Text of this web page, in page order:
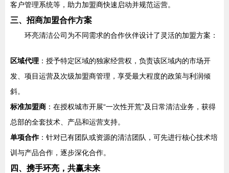
客户管理系统等，助力加盟商快速启动并规范运营。
三、招商加盟合作方案
环亮清洁公司为不同需求的合作伙伴设计了灵活的加盟方案：
区域代理 ：授予特定区域的独家经营权，负责该区域内的市场开
发、项目运营及次级加盟商管理，享受最大程度的政策与利润倾
斜。
标准加盟商 ：在授权城市开展“一次性开荒”及日常清洁业务，获得
总部的全套技术、产品和运营支持。
单项合作：针对已有团队或资源的清洁团队，可先进行核心技术培
训与产品合作，逐步深化合作。
四、携手环亮，共赢未来